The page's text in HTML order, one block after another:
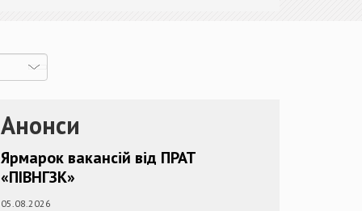
Анонси
Ярмарок вакансій від ПРАТ
«ПІВНГЗК»
05.08.2026